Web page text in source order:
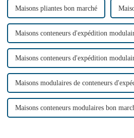
Maisons pliantes bon marché
Maisons conteneurs d'expédition
Maisons conteneurs d'expédition
Maisons modulaires de conteneurs
Maisons conteneurs modulaires bon